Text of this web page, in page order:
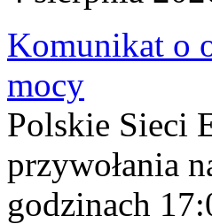
Komunikat o
mocy
Polskie Sieci
przywołania
godzinach